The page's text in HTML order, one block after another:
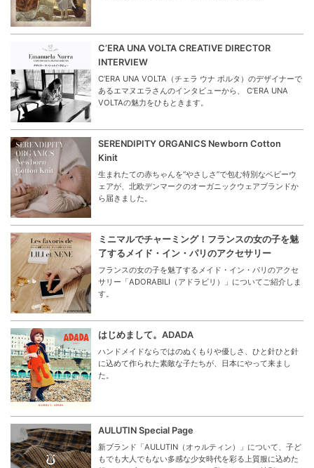
C’ERA UNA VOLTA CREATIVE DIRECTOR
INTERVIEW
C’ERA UNA VOLTA（チェラ ウナ ボルタ）のデザイナーで
あるエマヌエラさんのインタビューから、 C’ERA UNA
VOLTAの魅力をひもときます。
SERENDIPITY ORGANICS Newborn Cotton
Kinit
生まれたての赤ちゃんを“やさしさ”で包む特別なベビーウ
ェアが、北欧デンマークのオーガニックウェアブランドか
ら届きました。
ミニマルでチャーミング！フランスの女の子を魅
了するメイド・イン・パリのアクセサリー
フランスの女の子を魅了するメイド・イン・パリのアクセ
サリー「ADORABILI（アドラビリ）」についてご紹介しま
す。
はじめまして。ADADA
ハンドメイドならではのぬくもりや優しさ、ひと針ひと針
に込めて作られた素敵な子たちが、日本にやって来まし
た。
AULUTIN Special Page
新ブランド「AULUTIN（オゥルティン）」について、子ど
もでも大人でもない多感な少女時代を彩る上質服に込めた